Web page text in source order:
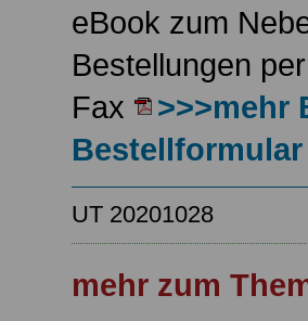
eBook zum
Bestellungen
Fax
>>>mehr
Bestellformular
UT 20201028
mehr zum